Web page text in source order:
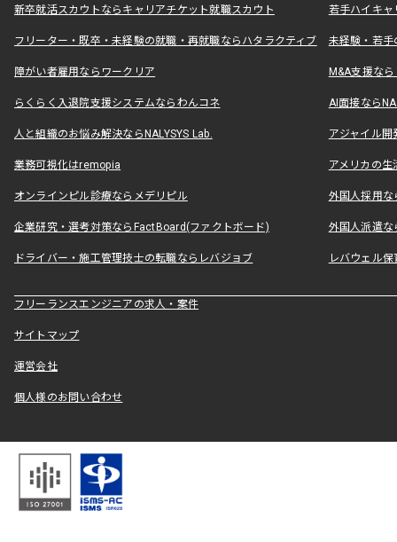
新卒就活スカウトならキャリアチケット就職スカウト 若手ハイキ
フリーター・既卒・未経験の就職・再就職ならハタラクティブ 未経験・若手
障がい者雇用ならワークリア M&A支援な
らくらく入退院支援システムならわんコネ AI面接なら
人と組織のお悩み解決ならNALYSYS Lab. アジャイル
業務可視化はremopia アメリカの
オンラインピル診療ならメデリピル 外国人採用
企業研究・選考対策ならFactBoard(ファクトボード) 外国人派遣な
ドライバー・施工管理技士の転職ならレバジョブ レバウェル
フリーランスエンジニアの求人・案件
サイトマップ
運営会社
個人様のお問い合わせ